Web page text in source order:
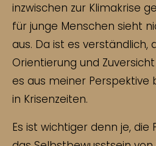
inzwischen zur Klimakrise
für junge Menschen sieht
aus. Da ist es verständlich,
Orientierung und
es aus meiner Perspektive
in Krisenzeiten.
Es ist wichtiger denn je, die